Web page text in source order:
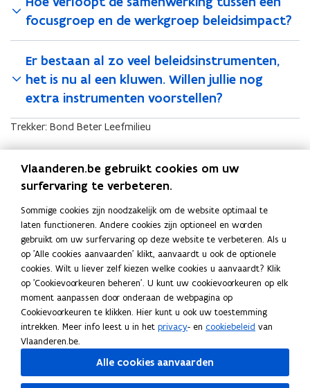
focusgroep en de werkgroep beleidsimpact?
Er bestaan al zo veel beleidsinstrumenten,
het is nu al een kluwen. Willen jullie nog
extra instrumenten voorstellen?
Trekker: Bond Beter Leefmilieu
Trekker: Departement Omgeving
Deel deze pagina
Vlaanderen.be gebruikt cookies om uw
surfervaring te verbeteren.
Sommige cookies zijn noodzakelijk om de website optimaal te
laten functioneren. Andere cookies zijn optioneel en worden
gebruikt om uw surfervaring op deze website te verbeteren. Als u
op 'Alle cookies aanvaarden' klikt, aanvaardt u ook de optionele
cookies. Wilt u liever zelf kiezen welke cookies u aanvaardt? Klik
op 'Cookievoorkeuren beheren'. U kunt uw cookievoorkeuren op elk
moment aanpassen door onderaan de webpagina op
Cookievoorkeuren te klikken. Hier kunt u ook uw toestemming
intrekken. Meer info leest u in het privacy- en cookiebeleid van
Vlaanderen.be.
Alle cookies aanvaarden